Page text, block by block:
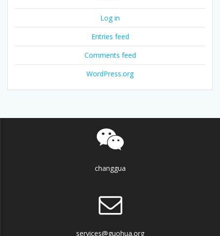
Log in
Entries feed
Comments feed
WordPress.org
changgua
services@guohua.org